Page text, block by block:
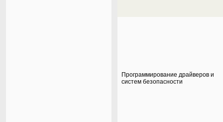
Программирование драйверов и
систем безопасности